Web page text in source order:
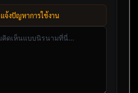
แจ้งปัญหาการใช้งาน